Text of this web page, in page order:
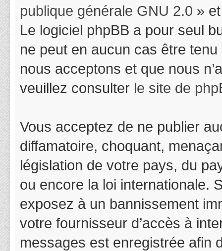
publique générale GNU 2.0 »
Le logiciel phpBB a pour seul
ne peut en aucun cas être
nous acceptons et que nous
veuillez consulter le site de
Vous acceptez de ne publier
diffamatoire, choquant,
législation de votre pays, du
ou encore la loi internationale.
exposez à un bannissement
votre fournisseur d’accès à
messages est enregistrée afin